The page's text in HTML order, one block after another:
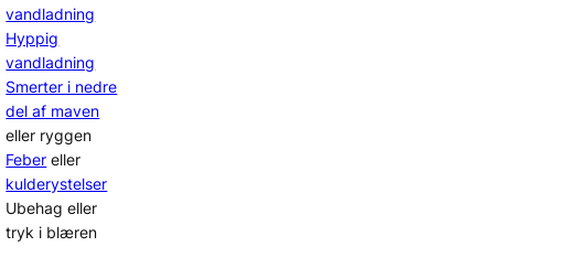
vandladning
Hyppig
vandladning
Smerter i nedre
del af maven
eller ryggen
Feber eller
kulderystelser
Ubehag eller
tryk i blæren